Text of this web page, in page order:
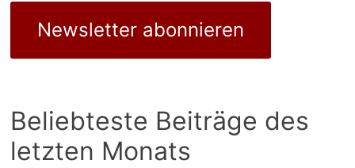
Newsletter abonnieren
Beliebteste Beiträge des
letzten Monats